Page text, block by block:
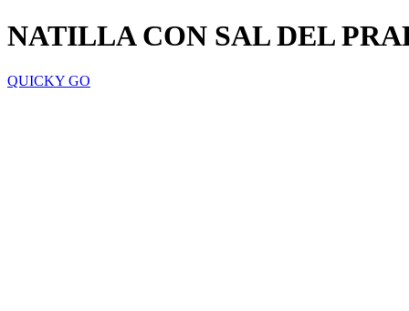
NATILLA CON SAL DEL
QUICKY GO